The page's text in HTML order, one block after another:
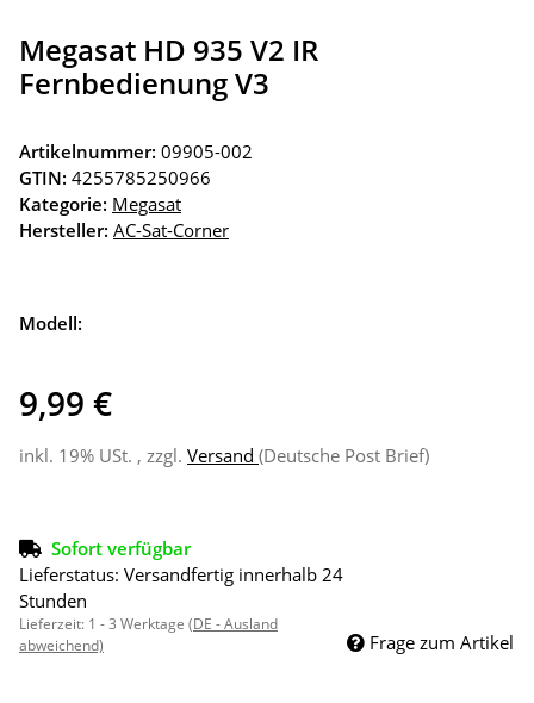
Megasat HD 935 V2 IR
Fernbedienung V3
Artikelnummer: 09905-002
GTIN: 4255785250966
Kategorie: Megasat
Hersteller: AC-Sat-Corner
Modell:
9,99 €
inkl. 19% USt. , zzgl. Versand (Deutsche Post Brief)
Sofort verfügbar
Lieferstatus: Versandfertig innerhalb 24
Stunden
Lieferzeit: 1 - 3 Werktage (DE - Ausland
abweichend)
Frage zum Artikel